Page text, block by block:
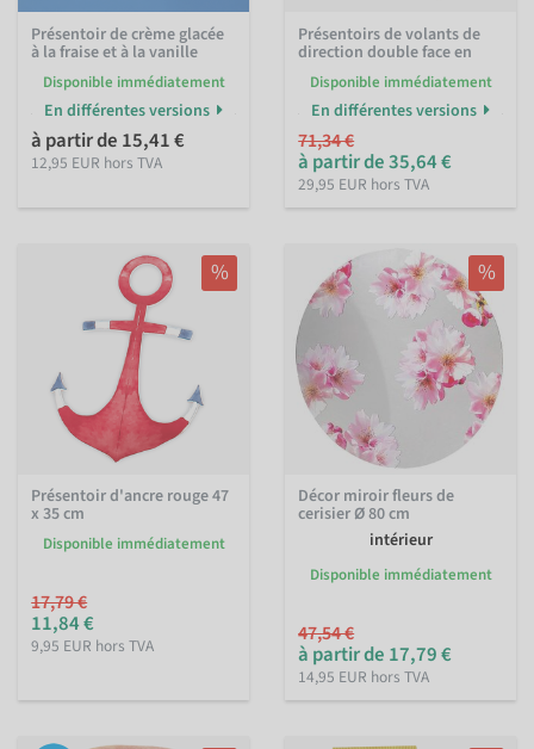
Présentoir de crème glacée
à la fraise et à la vanille
Disponible immédiatement
En différentes versions
à partir de 15,41 €
12,95 EUR hors TVA
Présentoirs de volants de
direction double face en
Disponible immédiatement
En différentes versions
71,34 €
à partir de 35,64 €
29,95 EUR hors TVA
%
Présentoir d'ancre rouge 47
x 35 cm
Disponible immédiatement
17,79 €
11,84 €
9,95 EUR hors TVA
%
Décor miroir fleurs de
cerisier Ø 80 cm
intérieur
Disponible immédiatement
47,54 €
à partir de 17,79 €
14,95 EUR hors TVA